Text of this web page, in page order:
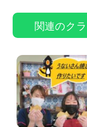
関連のク